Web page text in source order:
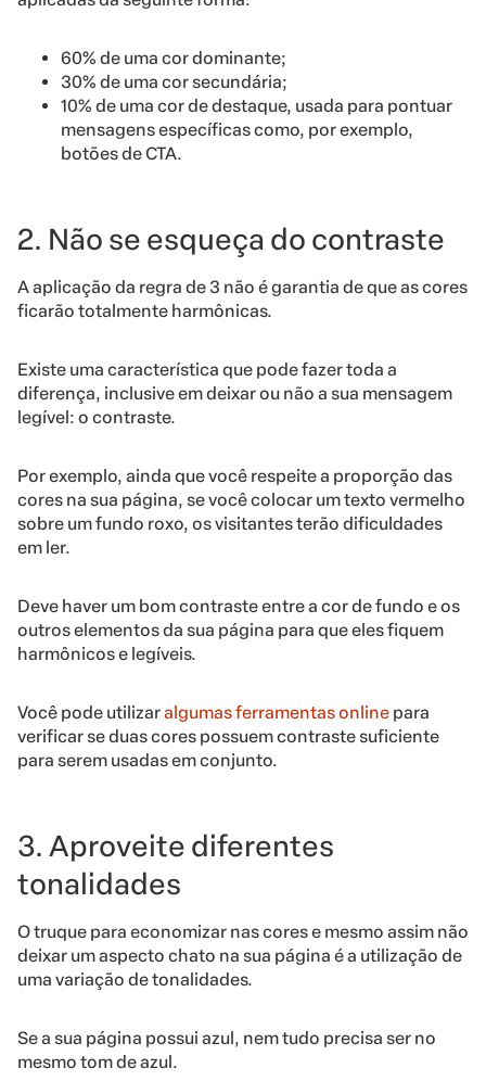
60% de uma cor dominante;
30% de uma cor secundária;
10% de uma cor de destaque, usada para pontuar
mensagens específicas como, por exemplo,
botões de CTA.
2. Não se esqueça do contraste
A aplicação da regra de 3 não é garantia de que as cores
ficarão totalmente harmônicas.
Existe uma característica que pode fazer toda a
diferença, inclusive em deixar ou não a sua mensagem
legível: o contraste.
Por exemplo, ainda que você respeite a proporção das
cores na sua página, se você colocar um texto vermelho
sobre um fundo roxo, os visitantes terão dificuldades
em ler.
Deve haver um bom contraste entre a cor de fundo e os
outros elementos da sua página para que eles fiquem
harmônicos e legíveis.
Você pode utilizaralgumas ferramentas online para
verificar se duas cores possuem contraste suficiente
para serem usadas em conjunto.
3. Aproveite diferentes
tonalidades
O truque para economizar nas cores e mesmo assim não
deixar um aspecto chato na sua página é a utilização de
uma variação de tonalidades.
Se a sua página possui azul, nem tudo precisa ser no
mesmo tom de azul.